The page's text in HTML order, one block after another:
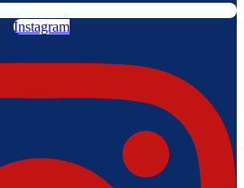
Instagram